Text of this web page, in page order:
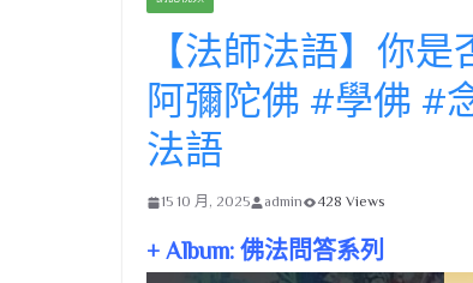
【法師法語】你
阿彌陀佛 #學佛 #
法語
15 10 月, 2025 admin 428 Views
+ Album: 佛法問答系列